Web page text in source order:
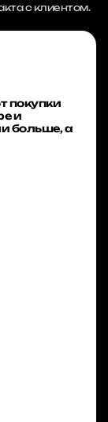
с клиентом.
покупки
и
больше, а